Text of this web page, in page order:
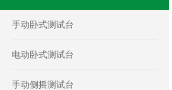
手动卧式测试台
电动卧式测试台
手动侧摇测试台